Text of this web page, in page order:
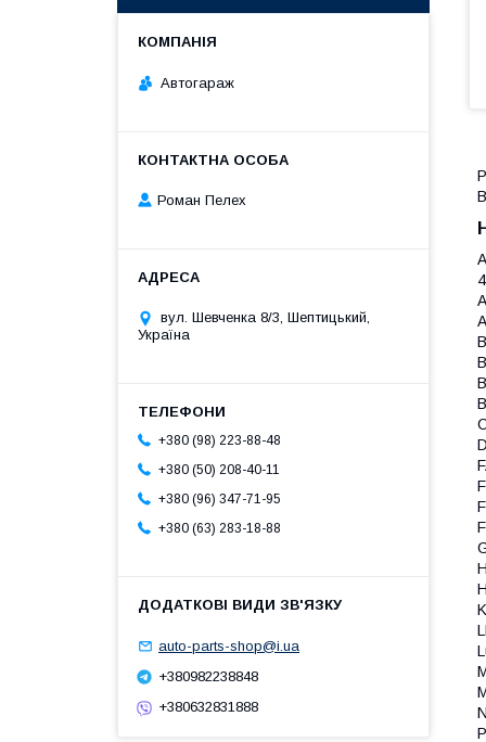
Автогараж
Роман Пелех
вул. Шевченка 8/3, Шептицький,
Україна
+380 (98) 223-88-48
+380 (50) 208-40-11
+380 (96) 347-71-95
+380 (63) 283-18-88
auto-parts-shop@i.ua
+380982238848
+380632831888